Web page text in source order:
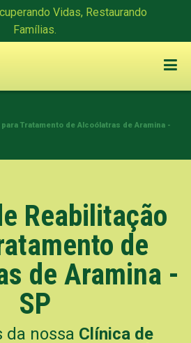
Vidas, Restaurando
Famílias.
Tratamento de Alcoólatras de Aramina -
Reabilitação
de
de Aramina -
SP
da nossa Clínica de